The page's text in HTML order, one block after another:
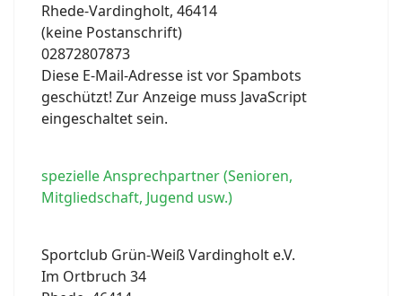
Rhede-Vardingholt, 46414
(keine Postanschrift)
02872807873
Diese E-Mail-Adresse ist vor Spambots
geschützt! Zur Anzeige muss JavaScript
eingeschaltet sein.
spezielle Ansprechpartner (Senioren,
Mitgliedschaft, Jugend usw.)
Sportclub Grün-Weiß Vardingholt e.V.
Im Ortbruch 34